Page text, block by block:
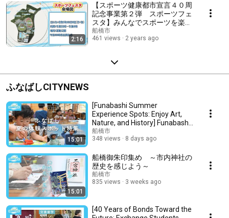
2:16
【スポーツ健康都市宣言４０周
記念事業第２弾 スポーツフェ
スタ】みんなでスポーツを楽し
もう！！
船橋市
461 views
2 years ago
ふなばしCITYNEWS
15:01
[Funabashi Summer
Experience Spots: Enjoy Art,
Nature, and History] Funabashi
CITY NEWS Broadcast...
船橋市
348 views
8 days ago
15:01
船橋御朱印集め ～市内神社の
歴史を感じよう～
船橋市
835 views
3 weeks ago
[40 Years of Bonds Toward the